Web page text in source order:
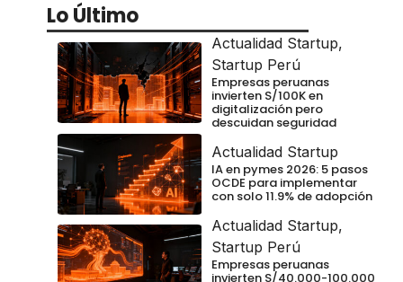
Lo Último
Actualidad Startup,
Startup Perú
Empresas peruanas
invierten S/100K en
digitalización pero
descuidan seguridad
Actualidad Startup
IA en pymes 2026: 5 pasos
OCDE para implementar
con solo 11.9% de adopción
Actualidad Startup,
Startup Perú
Empresas peruanas
invierten S/40.000-100.000